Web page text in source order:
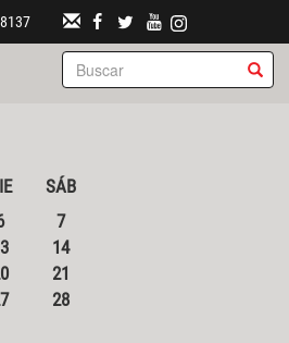
SÁB
7
14
21
28